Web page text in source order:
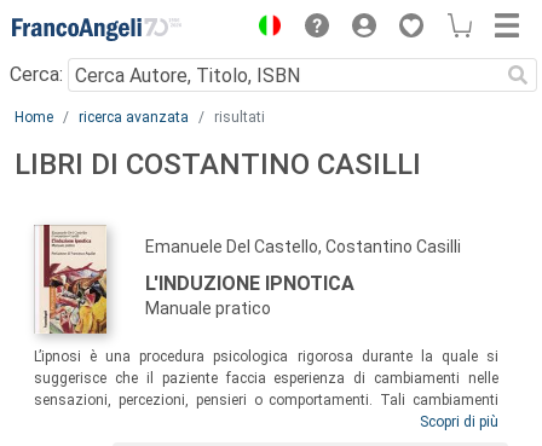
Menu
Cerca:
Main content
Home ricerca avanzata risultati
LIBRI DI COSTANTINO CASILLI
Emanuele Del Castello, Costantino Casilli
L'INDUZIONE IPNOTICA
Manuale pratico
L’ipnosi è una procedura psicologica rigorosa durante la quale si
suggerisce che il paziente faccia esperienza di cambiamenti nelle
sensazioni, percezioni, pensieri o comportamenti. Tali cambiamenti
vengono utilizzati dal sanitario nel trattamento psicoterapico dei
Scopri di più